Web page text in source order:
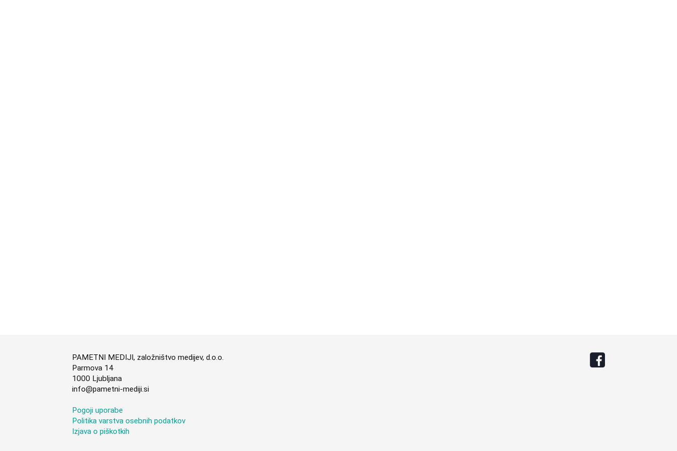
PAMETNI MEDIJI, založništvo medijev, d.o.o.
Parmova 14
1000 Ljubljana
info@pametni-mediji.si
Pogoji uporabe
Politika varstva osebnih podatkov
Izjava o piškotkih